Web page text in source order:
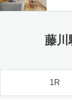
藤川
1R